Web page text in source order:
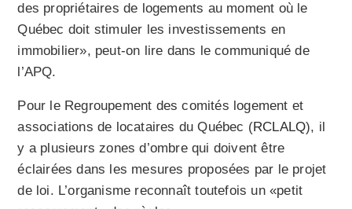
des propriétaires de logements au moment où le
Québec doit stimuler les investissements en
immobilier», peut-on lire dans le communiqué de
l’APQ.
Pour le Regroupement des comités logement et
associations de locataires du Québec (RCLALQ), il
y a plusieurs zones d’ombre qui doivent être
éclairées dans les mesures proposées par le projet
de loi. L’organisme reconnaît toutefois un «petit